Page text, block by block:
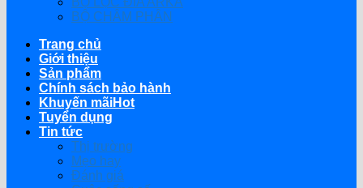
BỘ CHÂM PHÂN
Trang chủ
Giới thiệu
Sản phẩm
Chính sách bảo hành
Khuyến mãi
Tuyển dụng
Tin tức
Thị trường
Mẹo hay
Đánh giá